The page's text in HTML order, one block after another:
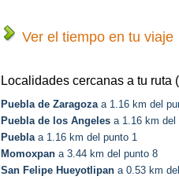
Ver el tiempo en tu viaje
Localidades cercanas a tu ruta
Puebla de Zaragozaa 1.16 km del
Puebla de los Angeles a 1.16 km del
Pueblaa 1.16 km del punto 1
Momoxpan a 3.44 km del punto 8
San Felipe Hueyotlipan a 0.53 km